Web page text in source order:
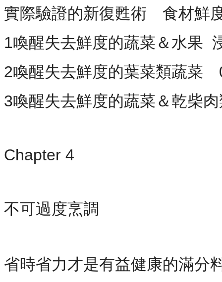
實際驗證的新復甦術 食材鮮
1喚醒失去鮮度的蔬菜＆水果
2喚醒失去鮮度的葉菜類蔬菜
3喚醒失去鮮度的蔬菜＆乾柴
Chapter 4
不可過度烹調
省時省力才是有益健康的滿分